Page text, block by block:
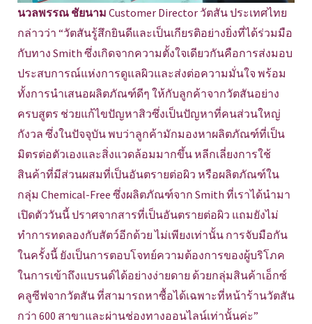
นวลพรรณ ชัยนาม Customer Director วัตสัน ประเทศไทย
กล่าวว่า “วัตสันรู้สึกยินดีและเป็นเกียรติอย่างยิ่งที่ได้ร่วมมือ
กับทาง Smith ซึ่งเกิดจากความตั้งใจเดียวกันคือการส่งมอบ
ประสบการณ์แห่งการดูแลผิวและส่งต่อความมั่นใจ พร้อม
ทั้งการนำเสนอผลิตภัณฑ์ดีๆ ให้กับลูกค้าจากวัตสันอย่าง
ครบสูตร ช่วยแก้ไขปัญหาสิวซึ่งเป็นปัญหาที่คนส่วนใหญ่
กังวล ซึ่งในปัจจุบัน พบว่าลูกค้ามักมองหาผลิตภัณฑ์ที่เป็น
มิตรต่อตัวเองและสิ่งแวดล้อมมากขึ้น หลีกเลี่ยงการใช้
สินค้าที่มีส่วนผสมที่เป็นอันตรายต่อผิว หรือผลิตภัณฑ์ใน
กลุ่ม Chemical-Free ซึ่งผลิตภัณฑ์จาก Smith ที่เราได้นำมา
เปิดตัววันนี้ ปราศจากสารที่เป็นอันตรายต่อผิว แถมยังไม่
ทำการทดลองกับสัตว์อีกด้วย ไม่เพียงเท่านั้น การจับมือกัน
ในครั้งนี้ ยังเป็นการตอบโจทย์ความต้องการของผู้บริโภค
ในการเข้าถึงแบรนด์ได้อย่างง่ายดาย ด้วยกลุ่มสินค้าเอ็กซ์
คลูซีฟจากวัตสัน ที่สามารถหาซื้อได้เฉพาะที่หน้าร้านวัตสัน
กว่า 600 สาขาและผ่านช่องทางออนไลน์เท่านั้นค่ะ”